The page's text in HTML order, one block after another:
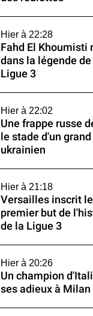
Hier à 22:28
Fahd El Khoumisti
dans la légende de
Ligue 3
Hier à 22:02
Une frappe russe
le stade d'un
ukrainien
Hier à 21:18
Versailles inscrit le
premier but de
de la Ligue 3
Hier à 20:26
Un champion
ses adieux à Milan